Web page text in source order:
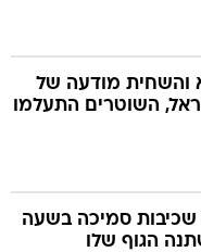
והשחית מודעה של
השוטרים התעלמו
עשה 500 שכיבות סמיכה בשעה
הגוף שלו